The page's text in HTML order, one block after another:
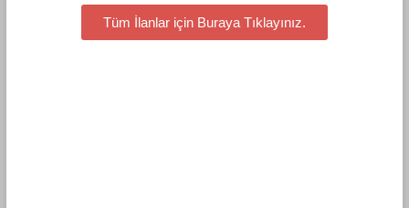
Tüm İlanlar için Buraya Tıklayınız.